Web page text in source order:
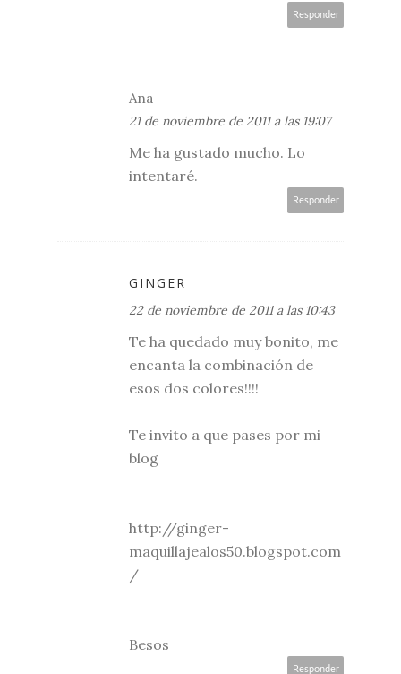
Responder
Ana
21 de noviembre de 2011 a las 19:07
Me ha gustado mucho. Lo
intentaré.
Responder
GINGER
22 de noviembre de 2011 a las 10:43
Te ha quedado muy bonito, me
encanta la combinación de
esos dos colores!!!!
Te invito a que pases por mi
blog
http://ginger-
maquillajealos50.blogspot.com
/
Besos
Responder